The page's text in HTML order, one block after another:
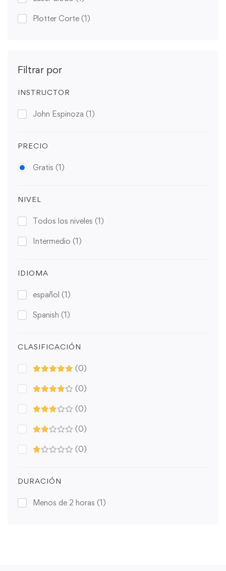
Plotter Corte (1)
Filtrar por
INSTRUCTOR
John Espinoza (1)
PRECIO
Gratis (1)
NIVEL
Todos los niveles (1)
Intermedio (1)
IDIOMA
español (1)
Spanish (1)
CLASIFICACIÓN
(0)
(0)
(0)
(0)
(0)
DURACIÓN
Menos de 2 horas (1)